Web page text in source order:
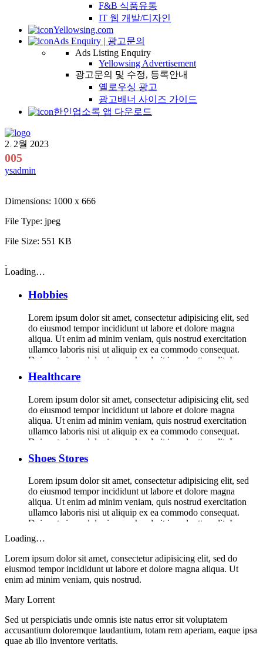
F&B 식품유통
IT 웹 개발/디자인
Yellowsing.com
Ads Enquiry | 광고문의
Ads Listing Enquiry
Yellowsing Advertisement
광고문의 및 수정, 등록안내
옐로우싱 광고
광고배너 사이즈 가이드
한인업소록 앱 다운로드
2. 2월 2023
005
ysadmin
Dimensions: 1000 x 666
File Type: jpeg
File Size: 551 KB
Loading…
Hobbies
Lorem ipsum dolor sit amet, consectetur adipisicing elit, sed
do eiusmod tempor incididunt ut labore et dolore magna
aliqua. Ut enim ad minim veniam, quis nostrud exercitation
ullamco laboris nisi ut aliquip ex ea commodo consequat.
Duis aute irure dolor in reprehenderit in voluptte velit. Lorem
ipsum dolor sit amet, consectetur adipisicing elit, sed do […]
Healthcare
Lorem ipsum dolor sit amet, consectetur adipisicing elit, sed
do eiusmod tempor incididunt ut labore et dolore magna
aliqua. Ut enim ad minim veniam, quis nostrud exercitation
ullamco laboris nisi ut aliquip ex ea commodo consequat.
Duis aute irure dolor in reprehenderit in voluptte velit. Lorem
ipsum dolor sit amet, consectetur adipisicing elit, sed do […]
Shoes Stores
Lorem ipsum dolor sit amet, consectetur adipisicing elit, sed
do eiusmod tempor incididunt ut labore et dolore magna
aliqua. Ut enim ad minim veniam, quis nostrud exercitation
ullamco laboris nisi ut aliquip ex ea commodo consequat.
Duis aute irure dolor in reprehenderit in voluptte velit. Lorem
Loading…
Lorem ipsum dolor sit amet, consectetur adipisicing elit, sed do
eiusmod tempor incididunt ut labore et dolore magna aliqua. Ut
enim ad minim veniam, quis nostrud.
Mary Lorrent
Sed ut perspiciatis unde omnis iste natus error sit voluptatem
accusantium doloremque laudantium, totam rem aperiam, eaque ipsa
quae ab illo inventore veritatis.